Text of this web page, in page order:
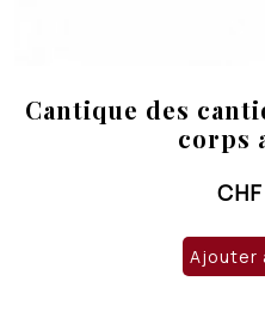
Cantique des
corps
CHF
Ajouter